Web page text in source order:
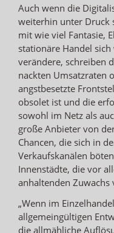
Auch wenn die
weiterhin unter Druck
mit wie viel Fantasie,
stationäre Handel
verändere, schreiben
nackten Umsatzraten
angstbesetzte
obsolet ist und die
sowohl im Netz als
große Anbieter von
Chancen, die sich in
Verkaufskanälen
Innenstädte, die vor
anhaltenden Zuwachs
„Wenn im
allgemeingültigen
die allmähliche